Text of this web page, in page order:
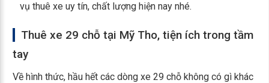
vụ thuê xe uy tín, chất lượng hiện nay nhé.
Thuê xe 29 chỗ tại Mỹ Tho, tiện ích trong tầm
tay
Về hình thức, hầu hết các dòng xe 29 chỗ không có gì khác